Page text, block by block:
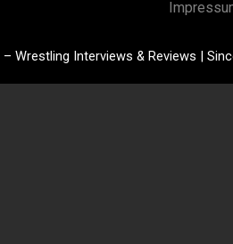
Wrestling Interviews & Reviews |